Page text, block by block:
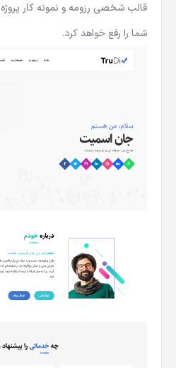
قالب شخصی رزومه و نمونه کار
شما را رفع خواهد کرد.